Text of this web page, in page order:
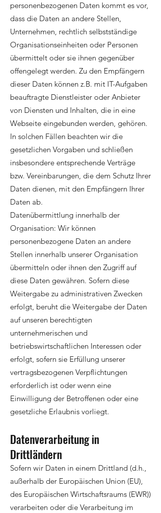
personenbezogenen Daten kommt es vor,
dass die Daten an andere Stellen,
Unternehmen, rechtlich selbstständige
Organisationseinheiten oder Personen
übermittelt oder sie ihnen gegenüber
offengelegt werden. Zu den Empfängern
dieser Daten können z.B. mit IT-Aufgaben
beauftragte Dienstleister oder Anbieter
von Diensten und Inhalten, die in eine
Webseite eingebunden werden, gehören.
In solchen Fällen beachten wir die
gesetzlichen Vorgaben und schließen
insbesondere entsprechende Verträge
bzw. Vereinbarungen, die dem Schutz Ihrer
Daten dienen, mit den Empfängern Ihrer
Daten ab.
Datenübermittlung innerhalb der
Organisation: Wir können
personenbezogene Daten an andere
Stellen innerhalb unserer Organisation
übermitteln oder ihnen den Zugriff auf
diese Daten gewähren. Sofern diese
Weitergabe zu administrativen Zwecken
erfolgt, beruht die Weitergabe der Daten
auf unseren berechtigten
unternehmerischen und
betriebswirtschaftlichen Interessen oder
erfolgt, sofern sie Erfüllung unserer
vertragsbezogenen Verpflichtungen
erforderlich ist oder wenn eine
Einwilligung der Betroffenen oder eine
gesetzliche Erlaubnis vorliegt.
Datenverarbeitung in
Drittländern
Sofern wir Daten in einem Drittland (d.h.,
außerhalb der Europäischen Union (EU),
des Europäischen Wirtschaftsraums (EWR))
verarbeiten oder die Verarbeitung im